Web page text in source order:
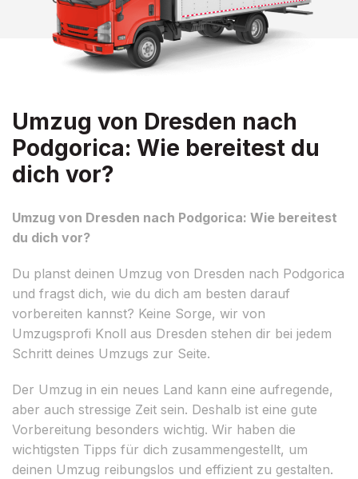
Umzug von Dresden nach
Podgorica: Wie bereitest du
dich vor?
Umzug von Dresden nach Podgorica: Wie bereitest
du dich vor?
Du planst deinen Umzug von Dresden nach Podgorica
und fragst dich, wie du dich am besten darauf
vorbereiten kannst? Keine Sorge, wir von
Umzugsprofi Knoll aus Dresden stehen dir bei jedem
Schritt deines Umzugs zur Seite.
Der Umzug in ein neues Land kann eine aufregende,
aber auch stressige Zeit sein. Deshalb ist eine gute
Vorbereitung besonders wichtig. Wir haben die
wichtigsten Tipps für dich zusammengestellt, um
deinen Umzug reibungslos und effizient zu gestalten.